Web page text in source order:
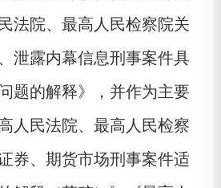
法院、最高人民检察院关
泄露内幕信息刑事案件具
题的解释》，并作为主要
人民法院、最高人民检察
券、期货市场刑事案件适